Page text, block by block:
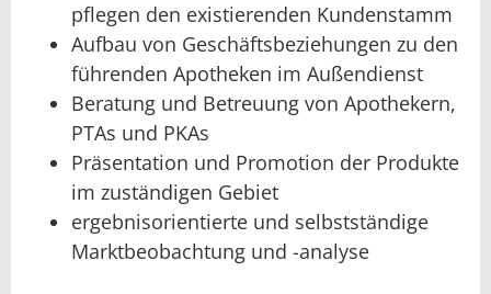
pflegen den existierenden Kundenstamm
Aufbau von Geschäftsbeziehungen zu den
führenden Apotheken im Außendienst
Beratung und Betreuung von Apothekern,
PTAs und PKAs
Präsentation und Promotion der Produkte
im zuständigen Gebiet
ergebnisorientierte und selbstständige
Marktbeobachtung und -analyse